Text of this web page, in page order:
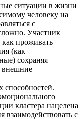
ситуации в жизни
человеку на
с
Участник
проживать
(как
сохраняя
внешние
способностей.
кластера нацелена
взаимодействовать с